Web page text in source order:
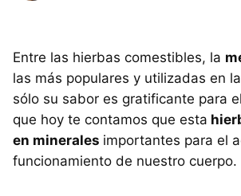
Entre las hierbas comestibles, la
las más populares y utilizadas en
sólo su sabor es gratificante para
que hoy te contamos que esta
en minerales importantes para el
funcionamiento de nuestro cuerpo.